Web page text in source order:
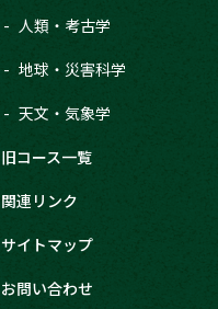
人類・考古学
地球・災害科学
天文・気象学
旧コース一覧
関連リンク
サイトマップ
お問い合わせ